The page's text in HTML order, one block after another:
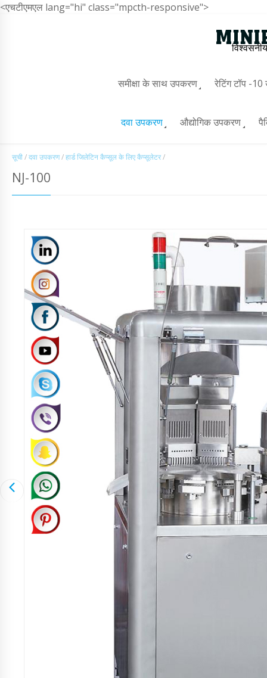
<एचटीएमएल lang="hi" class="mpcth-responsive">
समीक्षा के साथ उपकरण रेटिंग टॉप -
दवा उपकरण औद्योगिक उपकरण
सूची/दवा उपकरण/हार्ड जिलेटिन कैप्सूल के लिए कैप्सूलेटर/
NJ-100